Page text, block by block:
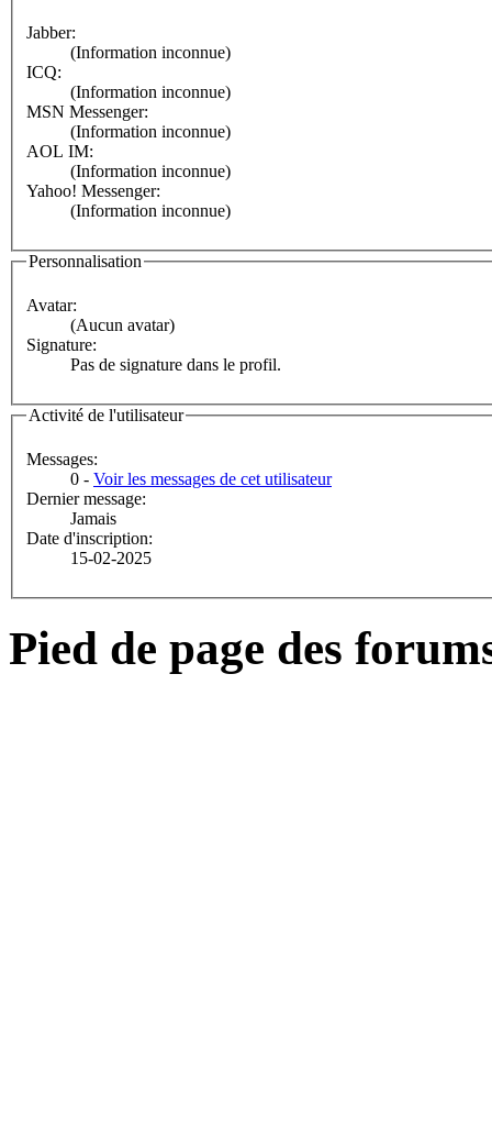
Jabber:
(Information inconnue)
ICQ:
(Information inconnue)
MSN Messenger:
(Information inconnue)
AOL IM:
(Information inconnue)
Yahoo! Messenger:
(Information inconnue)
Personnalisation
Avatar:
(Aucun avatar)
Signature:
Pas de signature dans le profil.
Activité de l'utilisateur
Messages:
0 - Voir les messages de cet utilisateur
Dernier message:
Jamais
Date d'inscription:
15-02-2025
Pied de page des